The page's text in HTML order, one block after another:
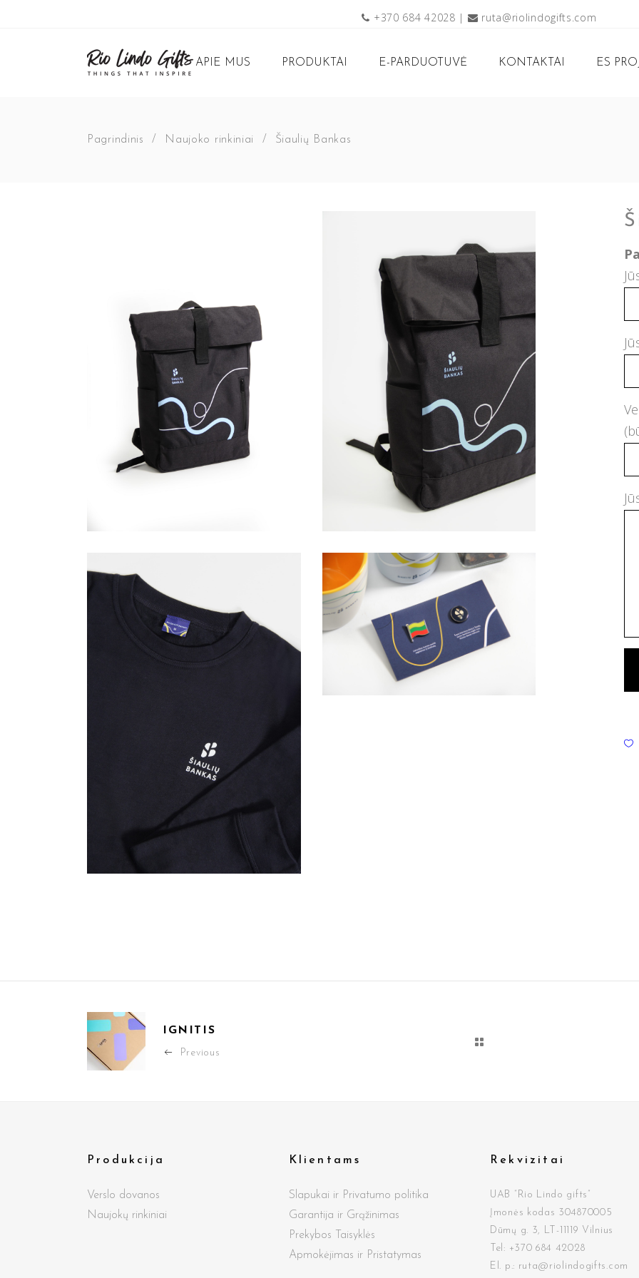
+370 684 42028 | ruta@riolindogifts.com
APIE MUS PRODUKTAI E-PARDUOTUVĖ KONTAKTAI ES
Pagrindinis / Naujoko rinkiniai / Šiaulių Bankas
IGNITIS
Previous
Produkcija
Verslo dovanos
Naujokų rinkiniai
Klientams
Slapukai ir Privatumo politika
Garantija ir Grąžinimas
Prekybos Taisyklės
Apmokėjimas ir Pristatymas
Rekvizitai
UAB “Rio Lindo gifts”
Įmonės kodas 304870005
Dūmų g. 3, LT-11119 Vilnius
Tel: +370 684 42028
El. p.: ruta@riolindogifts.com